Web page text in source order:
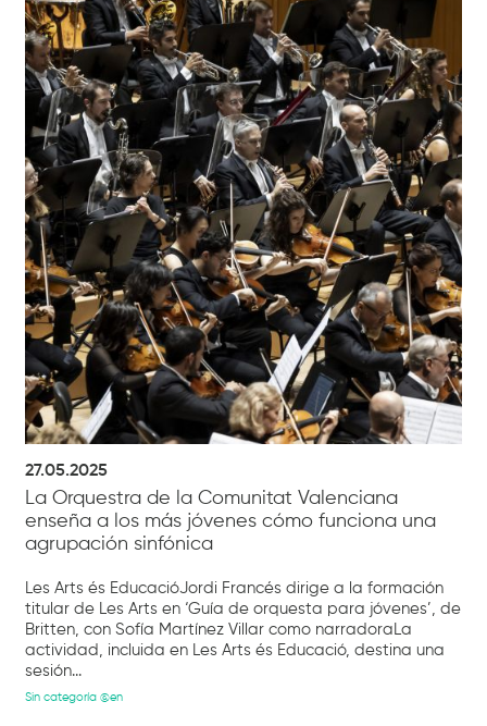
27.05.2025
La Orquestra de la Comunitat Valenciana
enseña a los más jóvenes cómo funciona una
agrupación sinfónica
Les Arts és EducacióJordi Francés dirige a la formación
titular de Les Arts en ‘Guía de orquesta para jóvenes’, de
Britten, con Sofía Martínez Villar como narradoraLa
actividad, incluida en Les Arts és Educació, destina una
sesión...
Sin categoría @en